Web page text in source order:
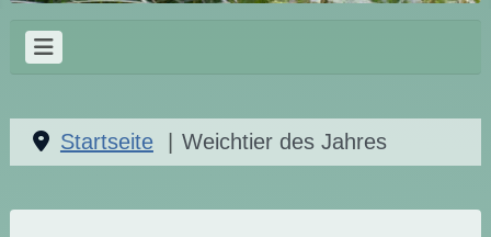
Startseite Weichtier des Jahres